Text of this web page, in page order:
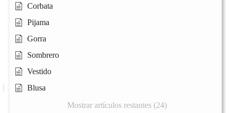
Corbata
Pijama
Gorra
Sombrero
Vestido
Blusa
Mostrar artículos restantes (24)